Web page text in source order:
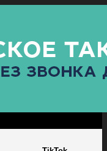
ПРОКУРАТУРАСПОРТ